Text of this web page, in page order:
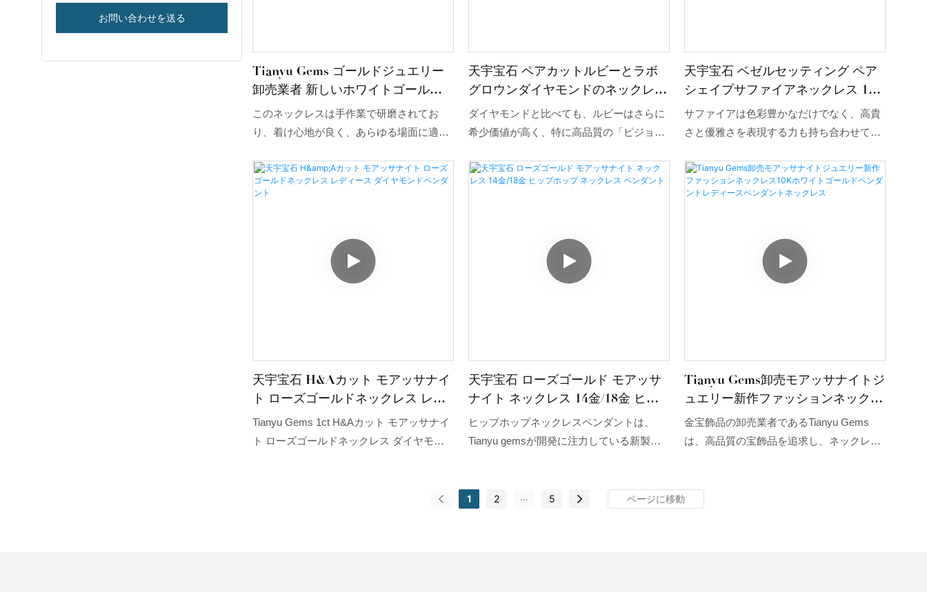
お問い合わせを送る
Tianyu Gems ゴールドジュエリー
卸売業者 新しいホワイトゴールド
モアッサナイト ダイヤモンドペン
ダントネックレス 彼女へのギフト
このネックレスは手作業で研磨されてお
り、着け心地が良く、あらゆる場面に適し
売も承っております。
天宇宝石 ペアカットルビーとラボ
グロウンダイヤモンドのネックレス
14金イエローゴールドネックレス
ダイヤモンドと比べても、ルビーはさらに
希少価値が高く、特に高品質の「ピジョン
しており、コレクターの間で非常に人気の
高い宝石となっています。ルビーとイエロ
ネックレスのデザインは、シンプルながら
もラグジュアリーな印象を与えます。
天宇宝石 ベゼルセッティング ペア
シェイプサファイアネックレス 14K
ホワイトゴールドネックレス
サファイアは色彩豊かなだけでなく、高貴
さと優雅さを表現する力も持ち合わせてい
につけてください。
天宇宝石 H&Aカット モアッサナイ
ト ローズゴールドネックレス レデ
ィース ダイヤモンドペンダント
Tianyu Gems 1ct H&Aカット モアッサナイ
ト ローズゴールドネックレス ダイヤモン
開拓し、生態学的障壁を確立・強化するの
天宇宝石 ローズゴールド モアッサ
ナイト ネックレス 14金/18金 ヒッ
プホップ ネックレス ペンダント
ヒップホップネックレスペンダントは、
Tianyu gemsが開発に注力している新製品
gemsのカスタムネックレスメーカーは、
Tianyu Gems卸売モアッサナイトジ
ュエリー新作ファッションネックレ
ス10Kホワイトゴールドペンダント
レディースペンダントネックレス
金宝飾品の卸売業者であるTianyu Gems
は、高品質の宝飾品を追求し、ネックレス
1 2 ... 5